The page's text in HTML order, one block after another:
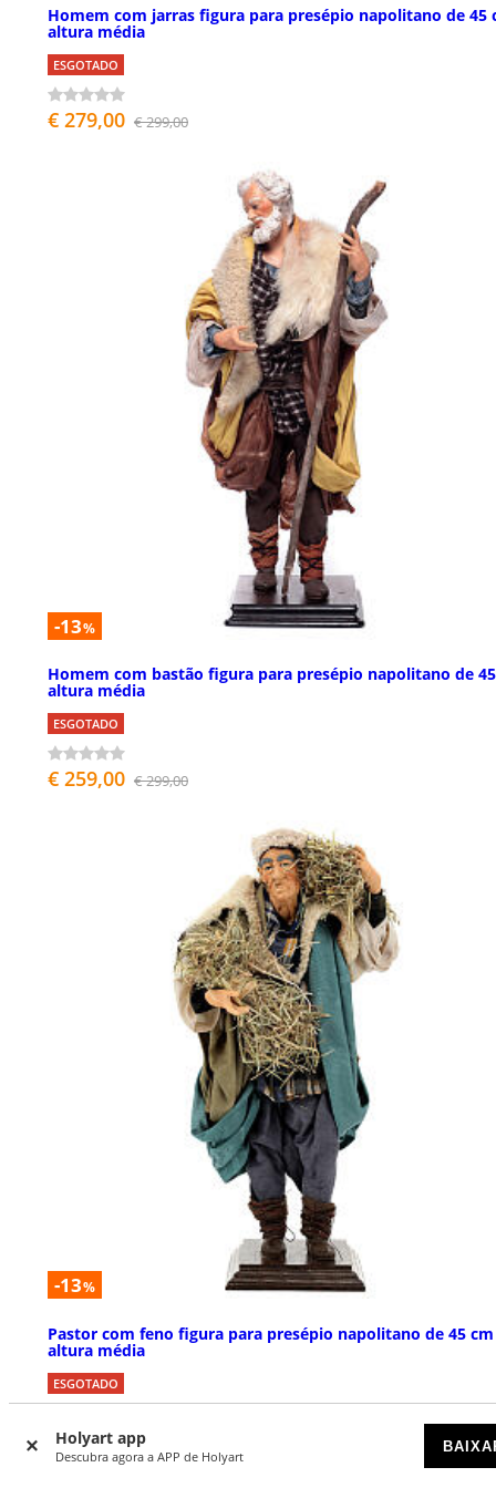
Holyart app
Descubra agora a APP de Holyart
Homem com jarras figura para presépio napolitano de 45
altura média
ESGOTADO
€ 279,00 € 299,00
-13%
Homem com bastão figura para presépio napolitano de
altura média
ESGOTADO
€ 259,00 € 299,00
-13%
Pastor com feno figura para presépio napolitano de 45 cm
altura média
ESGOTADO
€ 259,00 € 299,00